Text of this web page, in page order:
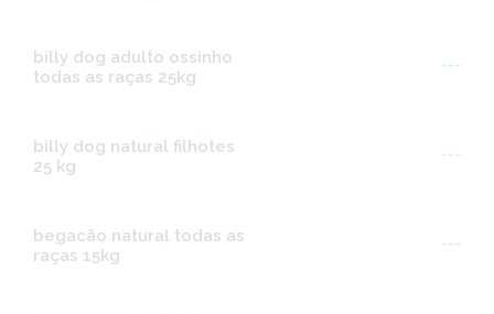
billy dog adulto ossinho
todas as raças 25kg
---
billy dog natural filhotes
25 kg
---
begacão natural todas as
raças 15kg
---